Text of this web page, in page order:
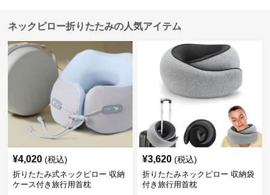
ネックピロー折りたたみの人気アイテム
¥4,020 (税込)
折りたたみ式ネックピロー 収納
ケース付き旅行用首枕
¥3,620 (税込)
折りたたみネックピロー 収納袋
付き旅行用首枕